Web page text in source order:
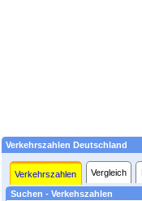
Verkehrszahlen Deutschland
Verkehrszahlen Vergleich
Suchen - Verkehszahlen